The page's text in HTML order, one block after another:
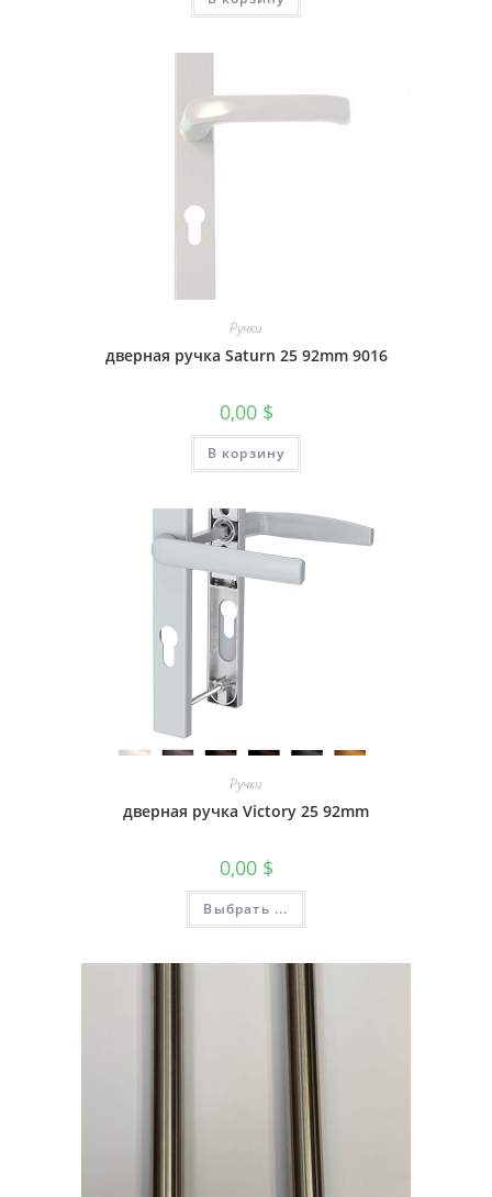
Ручки
дверная ручка Saturn 25 92mm 9016
0,00 $
В корзину
Ручки
дверная ручка Victory 25 92mm
0,00 $
Выбрать ...